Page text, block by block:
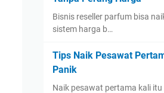
Bisnis reseller parfum bisa
sistem harga b…
Tips Naik Pesawat
Panik
Naik pesawat pertama kali